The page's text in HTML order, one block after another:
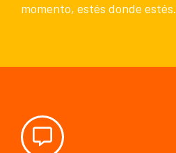
momento, estés donde estés.